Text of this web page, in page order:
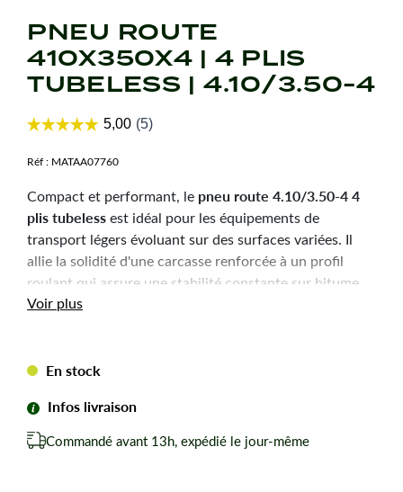
PNEU ROUTE
410X350X4 | 4 PLIS
TUBELESS | 4.10/3.50-4
Réf : MATAA07760
Compact et performant, le pneu route 4.10/3.50-4 4
plis tubelessest idéal pour les équipements de
transport légers évoluant sur des surfaces variées. Il
allie la solidité d'une carcasse renforcée à un profil
roulant qui assure une stabilité constante sur bitume
ou terre battue, rendant vos travaux de jardinage plus
Caractéristiques
techniques
Dimension :4.10/3.50-4
Voir plus
En stock
Infos livraison
Commandé avant 13h, expédié le jour-même